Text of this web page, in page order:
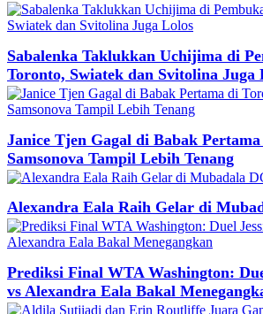
Sabalenka Taklukkan Uchijima di
Toronto, Swiatek dan Svitolina Juga
Janice Tjen Gagal di Babak
Samsonova Tampil Lebih Tenang
Alexandra Eala Raih Gelar di
Prediksi Final WTA Washington:
vs Alexandra Eala Bakal